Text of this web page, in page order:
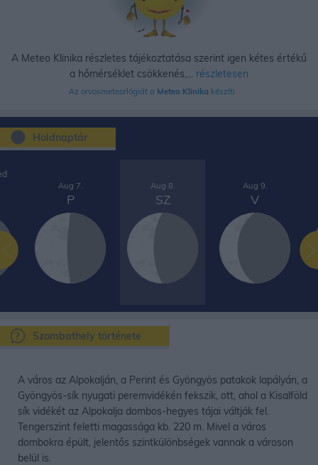
A Meteo Klinika részletes tájékoztatása szerint igen kétes értékű
a hőmérséklet csökkenés,... részletesen
Az orvosmeteorlógiát a Meteo Klinika készíti.
Holdnaptár
Aug 7.
P
Aug 8.
SZ
Aug 9.
V
Szombathely története
A város az Alpokalján, a Perint és Gyöngyös patakok lapályán, a
Gyöngyös-sík nyugati peremvidékén fekszik, ott, ahol a Kisalföld
sík vidékét az Alpokalja dombos-hegyes tájai váltják fel.
Tengerszint feletti magassága kb. 220 m. Mivel a város
dombokra épült, jelentős szintkülönbségek vannak a városon
belül is.